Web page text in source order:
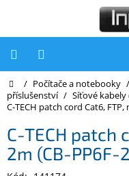
Počítače
Počítače
Notebooky
Domů
/ Počítače a notebooky /
příslušenství / Síťové
C-TECH patch cord Cat6,
C-TECH patch
2m (CB-PP6F-